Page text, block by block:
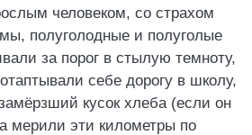
человеком, со страхом
полуголодные и полуголые
за порог в стылую темноту,
себе дорогу в школу,
кусок хлеба (если он
мерили эти километры по